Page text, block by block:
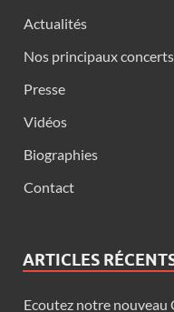
Actualités
Nos principaux concerts
Presse
Vidéos
Biographies
Contact
ARTICLES
Ecoutez notre nouveau